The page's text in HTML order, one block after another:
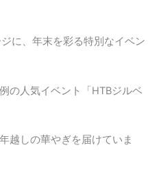
に、年末を彩る特別なイベン
の人気イベント「HTBジルベ
越しの華やぎを届けていま